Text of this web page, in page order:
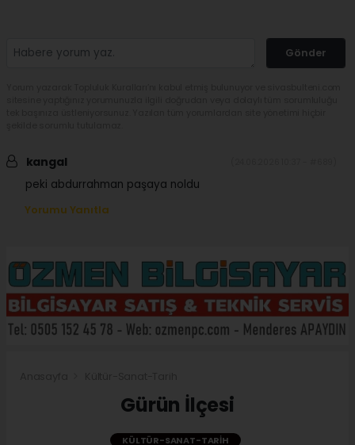
Gönder
kangal
peki abdurrahman paşaya noldu
Yorumu Yanıtla
Gürün İlçesi
KÜLTÜR-SANAT-TARIH